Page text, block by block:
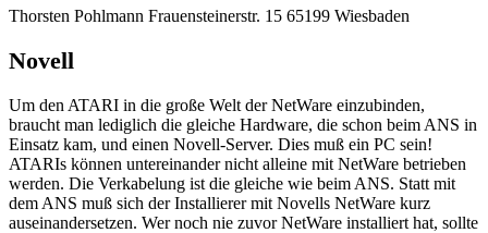
Thorsten Pohlmann Frauensteinerstr. 15 65199 Wiesbaden
Novell
Um den ATARI in die große Welt der NetWare einzubinden,
braucht man lediglich die gleiche Hardware, die schon beim ANS in
Einsatz kam, und einen Novell-Server. Dies muß ein PC sein!
ATARIs können untereinander nicht alleine mit NetWare betrieben
werden. Die Verkabelung ist die gleiche wie beim ANS. Statt mit
dem ANS muß sich der Installierer mit Novells NetWare kurz
auseinandersetzen. Wer noch nie zuvor NetWare installiert hat, sollte